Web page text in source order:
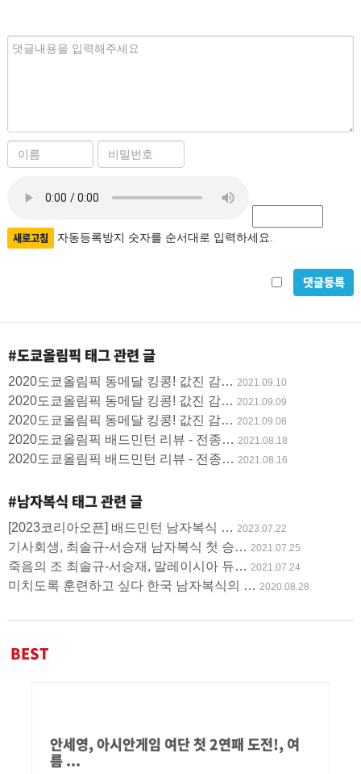
내
름
비
밀
수
등
새로고침 자동등록방지 숫자를 순서대로 입력하세요.
비
용
#도쿄올림픽 태그 관련 글
2020도쿄올림픽 동메달 킹콩! 값진 감… 2021.09.10
2020도쿄올림픽 동메달 킹콩! 값진 감… 2021.09.09
2020도쿄올림픽 동메달 킹콩! 값진 감… 2021.09.08
2020도쿄올림픽 배드민턴 리뷰 - 전종… 2021.08.18
2020도쿄올림픽 배드민턴 리뷰 - 전종… 2021.08.16
#남자복식 태그 관련 글
[2023코리아오픈] 배드민턴 남자복식 … 2023.07.22
기사회생, 최솔규-서승재 남자복식 첫 승… 2021.07.25
죽음의 조 최솔규-서승재, 말레이시아 듀… 2021.07.24
미치도록 훈련하고 싶다 한국 남자복식의 … 2020.08.28
BEST
안세영, 아시안게임 여단 첫 2연패 도전!, 여
름 ...